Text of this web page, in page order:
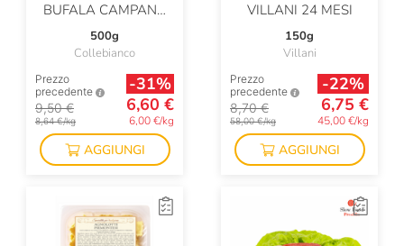
BUFALA CAMPANA
DOP
500g
Collebianco
Prezzo
precedente
9,50 €
8,64 €/kg
-31%
6,60 €
6,00 €/kg
AGGIUNGI
VILLANI 24 MESI
150g
Villani
Prezzo
precedente
8,70 €
58,00 €/kg
-22%
6,75 €
45,00 €/kg
AGGIUNGI